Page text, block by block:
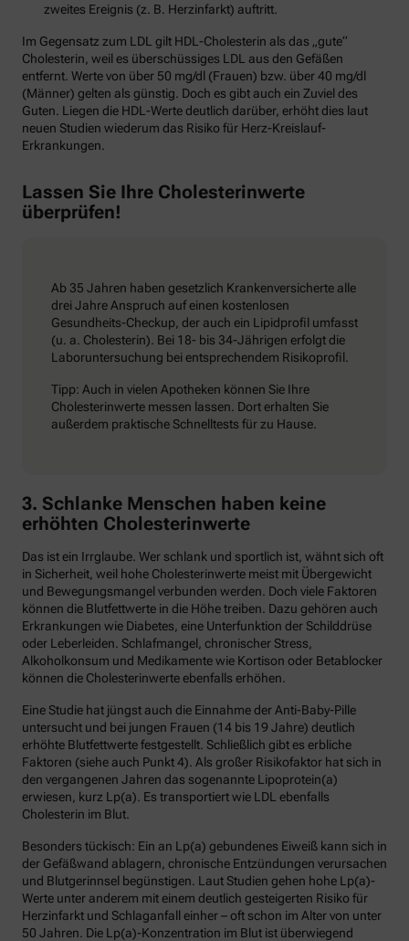
zweites Ereignis (z. B. Herzinfarkt) auftritt.
Im Gegensatz zum LDL gilt HDL-Cholesterin als das „gute“
Cholesterin, weil es überschüssiges LDL aus den Gefäßen
entfernt. Werte von über 50 mg/dl (Frauen) bzw. über 40 mg/dl
(Männer) gelten als günstig. Doch es gibt auch ein Zuviel des
Guten. Liegen die HDL-Werte deutlich darüber, erhöht dies laut
neuen Studien wiederum das Risiko für Herz-Kreislauf-
Erkrankungen.
Lassen Sie Ihre Cholesterinwerte
überprüfen!
Ab 35 Jahren haben gesetzlich Krankenversicherte alle
drei Jahre Anspruch auf einen kostenlosen
Gesundheits-Checkup, der auch ein Lipidprofil umfasst
(u. a. Cholesterin). Bei 18- bis 34-Jährigen erfolgt die
Laboruntersuchung bei entsprechendem Risikoprofil.
Tipp: Auch in vielen Apotheken können Sie Ihre
Cholesterinwerte messen lassen. Dort erhalten Sie
außerdem praktische Schnelltests für zu Hause.
3. Schlanke Menschen haben keine
erhöhten Cholesterinwerte
Das ist ein Irrglaube. Wer schlank und sportlich ist, wähnt sich oft
in Sicherheit, weil hohe Cholesterinwerte meist mit Übergewicht
und Bewegungsmangel verbunden werden. Doch viele Faktoren
können die Blutfettwerte in die Höhe treiben. Dazu gehören auch
Erkrankungen wie Diabetes, eine Unterfunktion der Schilddrüse
oder Leberleiden. Schlafmangel, chronischer Stress,
Alkoholkonsum und Medikamente wie Kortison oder Betablocker
können die Cholesterinwerte ebenfalls erhöhen.
Eine Studie hat jüngst auch die Einnahme der Anti-Baby-Pille
untersucht und bei jungen Frauen (14 bis 19 Jahre) deutlich
erhöhte Blutfettwerte festgestellt. Schließlich gibt es erbliche
Faktoren (siehe auch Punkt 4). Als großer Risikofaktor hat sich in
den vergangenen Jahren das sogenannte Lipoprotein(a)
erwiesen, kurz Lp(a). Es transportiert wie LDL ebenfalls
Cholesterin im Blut.
Besonders tückisch: Ein an Lp(a) gebundenes Eiweiß kann sich in
der Gefäßwand ablagern, chronische Entzündungen verursachen
und Blutgerinnsel begünstigen. Laut Studien gehen hohe Lp(a)-
Werte unter anderem mit einem deutlich gesteigerten Risiko für
Herzinfarkt und Schlaganfall einher – oft schon im Alter von unter
50 Jahren. Die Lp(a)-Konzentration im Blut ist überwiegend